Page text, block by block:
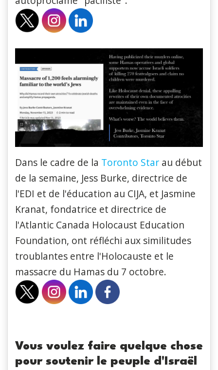
Dans le cadre de la Toronto Star au début
de la semaine, Jess Burke, directrice de
l'EDI et de l'éducation au CIJA, et Jasmine
Kranat, fondatrice et directrice de
l'Atlantic Canada Holocaust Education
Foundation, ont réfléchi aux similitudes
troublantes entre l'Holocauste et le
massacre du Hamas du 7 octobre.
Vous voulez faire quelque chose
pour soutenir le peuple d'Israël